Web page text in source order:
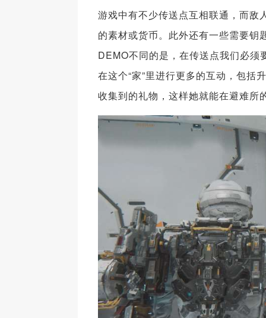
游戏中有不少传送点互相联通，而敌
的素材或货币。此外还有一些需要钥
DEMO不同的是，在传送点我们必
在这个“家”里进行更多的互动，包括
收集到的礼物，这样她就能在避难所